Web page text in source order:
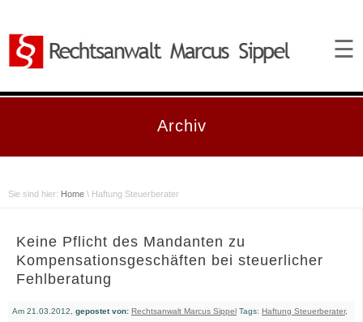
☰
Archiv
Sie sind hier: Home \ Haftung Steuerberater
Keine Pflicht des Mandanten zu
Kompensationsgeschäften bei steuerlicher
Fehlberatung
Am 21.03.2012, gepostet von: Rechtsanwalt Marcus Sippel Tags: Haftung Steuerberater,